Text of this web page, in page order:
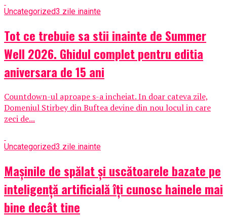
Uncategorized3 zile inainte
Tot ce trebuie sa stii inainte de Summer
Well 2026. Ghidul complet pentru editia
aniversara de 15 ani
Countdown-ul aproape s-a incheiat. In doar cateva zile,
Domeniul Stirbey din Buftea devine din nou locul in care
zeci de...
Uncategorized3 zile inainte
Mașinile de spălat și uscătoarele bazate pe
inteligență artificială îți cunosc hainele mai
bine decât tine